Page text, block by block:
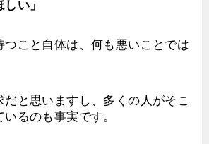
い」
つこと自体は、何も悪いことでは
だと思いますし、多くの人がそこ
るのも事実です。